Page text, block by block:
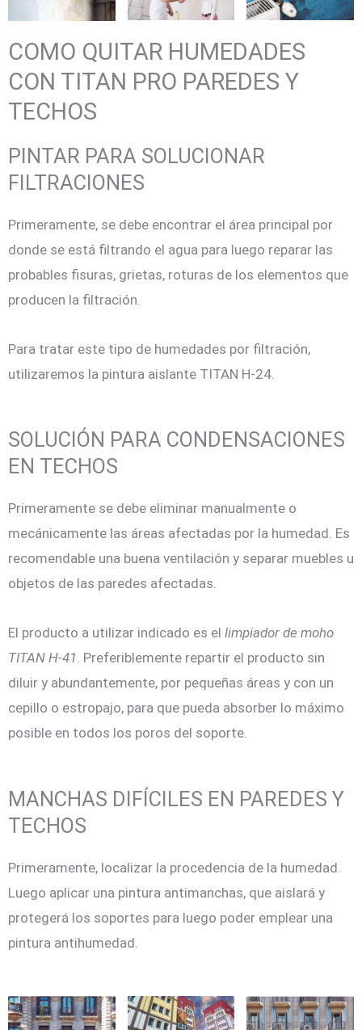
COMO QUITAR HUMEDADES
CON TITAN PRO PAREDES Y
TECHOS
PINTAR PARA SOLUCIONAR
FILTRACIONES
Primeramente, se debe encontrar el área principal por
donde se está filtrando el agua para luego reparar las
probables fisuras, grietas, roturas de los elementos que
producen la filtración.
Para tratar este tipo de humedades por filtración,
utilizaremos la pintura aislante TITAN H-24.
SOLUCIÓN PARA CONDENSACIONES
EN TECHOS
Primeramente se debe eliminar manualmente o
mecánicamente las áreas afectadas por la humedad. Es
recomendable una buena ventilación y separar muebles u
objetos de las paredes afectadas.
El producto a utilizar indicado es el limpiador de moho
TITAN H-41. Preferiblemente repartir el producto sin
diluir y abundantemente, por pequeñas áreas y con un
cepillo o estropajo, para que pueda absorber lo máximo
posible en todos los poros del soporte.
MANCHAS DIFÍCILES EN PAREDES Y
TECHOS
Primeramente, localizar la procedencia de la humedad.
Luego aplicar una pintura antimanchas, que aislará y
protegerá los soportes para luego poder emplear una
pintura antihumedad.